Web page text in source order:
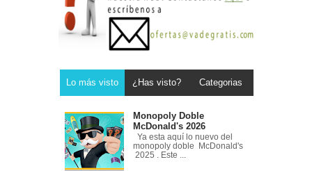
Lo más visto ¿Has visto? Categorias
Monopoly Doble
McDonald's 2026
Ya esta aquí lo nuevo del
monopoly doble McDonald's
2025 . Este ...